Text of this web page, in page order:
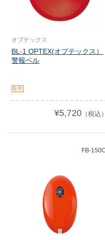
オプテックス
BL-1 OPTEX(オプテックス）
警報ベル
取寄
¥5,720（税込）
FB-150C